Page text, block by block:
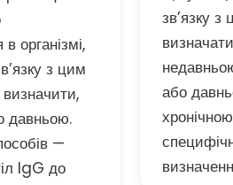
організмі,
з цим
давньою.
—
IgG до
зв’язку
або